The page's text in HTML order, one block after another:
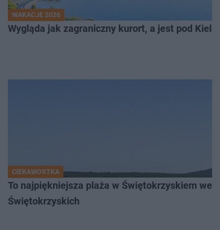
WAKACJE 2026
Wygląda jak zagraniczny kurort, a jest pod
CIEKAWOSTKA
To najpiękniejsza plaża w Świętokrzyskiem
Świętokrzyskich